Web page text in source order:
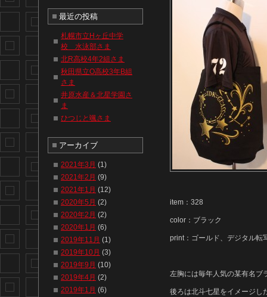
item：328
color：ブラック
print：ゴールド、デジタル転
左胸には毎年人気の某有名ブ
後ろは北斗七星をイメージ
最近の投稿
札幌市立Hヶ丘中学
校 水泳部さま
北R高校4年2組さま
秋田県立O高校3年B組
さま
井原水産＆北星学園さ
ま
ひつじと颯さま
アーカイブ
2021年3月 (1)
2021年2月 (9)
2021年1月 (12)
2020年5月 (2)
2020年2月 (2)
2020年1月 (6)
2019年11月 (1)
2019年10月 (3)
2019年9月 (10)
2019年4月 (2)
2019年1月 (6)